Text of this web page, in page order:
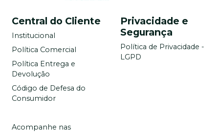
Central do Cliente
Institucional
Política Comercial
Política Entrega e
Devolução
Código de Defesa do
Consumidor
Privacidade e
Segurança
Política de Privacidade -
LGPD
Acompanhe nas